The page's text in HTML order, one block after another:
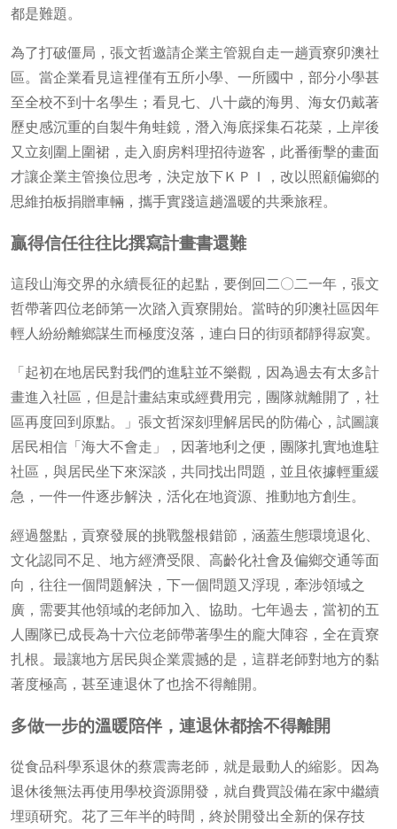
都是難題。
為了打破僵局，張文哲邀請企業主管親自走一趟貢寮卯澳社
區。當企業看見這裡僅有五所小學、一所國中，部分小學甚
至全校不到十名學生；看見七、八十歲的海男、海女仍戴著
歷史感沉重的自製牛角蛙鏡，潛入海底採集石花菜，上岸後
又立刻圍上圍裙，走入廚房料理招待遊客，此番衝擊的畫面
才讓企業主管換位思考，決定放下ＫＰＩ，改以照顧偏鄉的
思維拍板捐贈車輛，攜手實踐這趟溫暖的共乘旅程。
贏得信任往往比撰寫計畫書還難
這段山海交界的永續長征的起點，要倒回二〇二一年，張文
哲帶著四位老師第一次踏入貢寮開始。當時的卯澳社區因年
輕人紛紛離鄉謀生而極度沒落，連白日的街頭都靜得寂寞。
「起初在地居民對我們的進駐並不樂觀，因為過去有太多計
畫進入社區，但是計畫結束或經費用完，團隊就離開了，社
區再度回到原點。」張文哲深刻理解居民的防備心，試圖讓
居民相信「海大不會走」，因著地利之便，團隊扎實地進駐
社區，與居民坐下來深談，共同找出問題，並且依據輕重緩
急，一件一件逐步解決，活化在地資源、推動地方創生。
經過盤點，貢寮發展的挑戰盤根錯節，涵蓋生態環境退化、
文化認同不足、地方經濟受限、高齡化社會及偏鄉交通等面
向，往往一個問題解決，下一個問題又浮現，牽涉領域之
廣，需要其他領域的老師加入、協助。七年過去，當初的五
人團隊已成長為十六位老師帶著學生的龐大陣容，全在貢寮
扎根。最讓地方居民與企業震撼的是，這群老師對地方的黏
著度極高，甚至連退休了也捨不得離開。
多做一步的溫暖陪伴，連退休都捨不得離開
從食品科學系退休的蔡震壽老師，就是最動人的縮影。因為
退休後無法再使用學校資源開發，就自費買設備在家中繼續
埋頭研究。花了三年半的時間，終於開發出全新的保存技